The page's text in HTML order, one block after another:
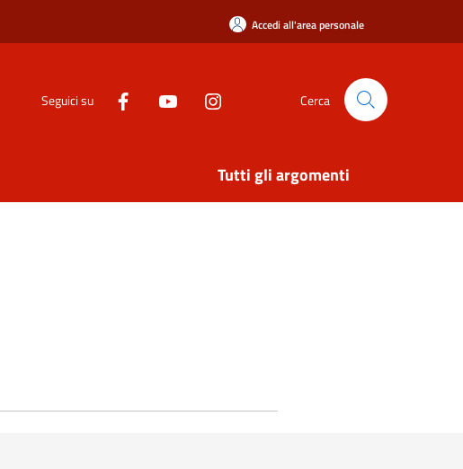
Accedi all'area personale
Seguici su Cerca
Tutti gli argomenti